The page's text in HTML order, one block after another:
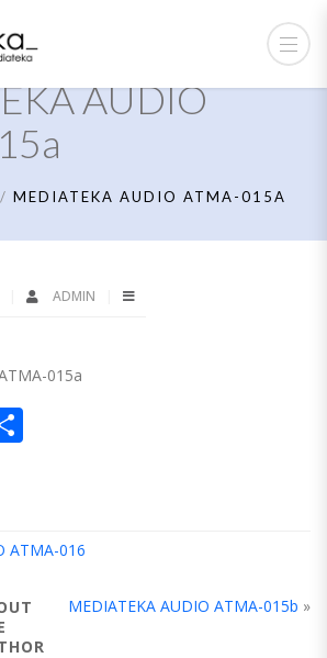
AUDIO
MEDIATEKA AUDIO ATMA-015A
ADMIN
015a
ATMA-016
MEDIATEKA AUDIO ATMA-015b »